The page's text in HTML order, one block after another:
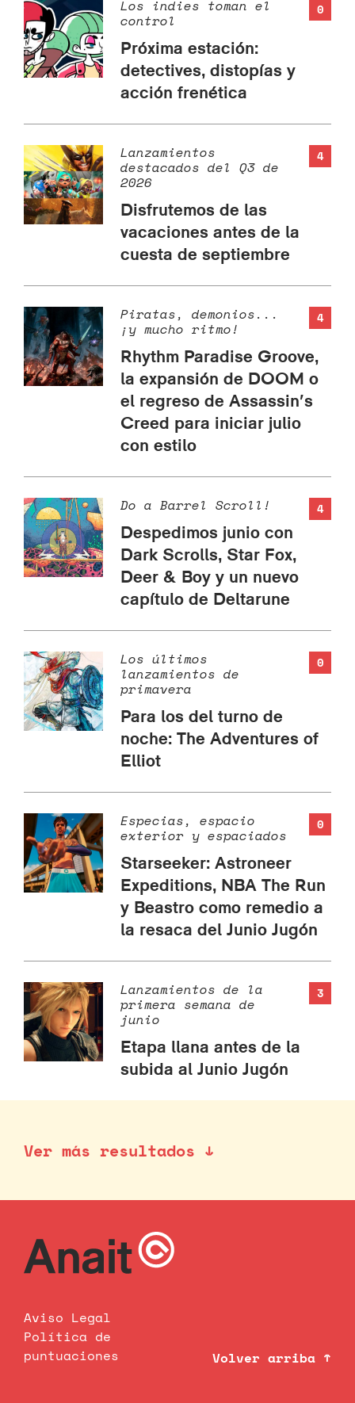
0
Los indies toman el
control
Próxima estación:
detectives, distopías y
acción frenética
4
Lanzamientos
destacados del Q3 de
2026
Disfrutemos de las
vacaciones antes de la
cuesta de septiembre
4
Piratas, demonios...
¡y mucho ritmo!
Rhythm Paradise Groove,
la expansión de DOOM o
el regreso de Assassin’s
Creed para iniciar julio
con estilo
4
Do a Barrel Scroll!
Despedimos junio con
Dark Scrolls, Star Fox,
Deer & Boy y un nuevo
capítulo de Deltarune
0
Los últimos
lanzamientos de
primavera
Para los del turno de
noche: The Adventures of
Elliot
0
Especias, espacio
exterior y espaciados
Starseeker: Astroneer
Expeditions, NBA The Run
y Beastro como remedio a
la resaca del Junio Jugón
3
Lanzamientos de la
primera semana de
junio
Etapa llana antes de la
subida al Junio Jugón
Ver más resultados ↓
Aviso Legal
Política de
puntuaciones
Volver arriba ↑